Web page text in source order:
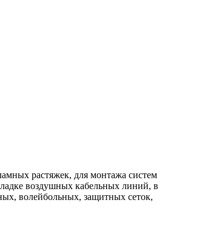
растяжек, для монтажа систем
воздушных кабельных линий, в
волейбольных, защитных сеток,